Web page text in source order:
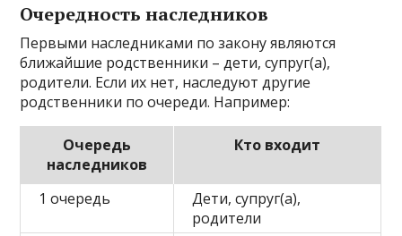
Очередность наследников
Первыми наследниками по закону являются
ближайшие родственники – дети, супруг(а),
родители. Если их нет, наследуют другие
родственники по очереди. Например:
Очередь
наследников
Кто входит
1 очередь
Дети, супруг(а),
родители